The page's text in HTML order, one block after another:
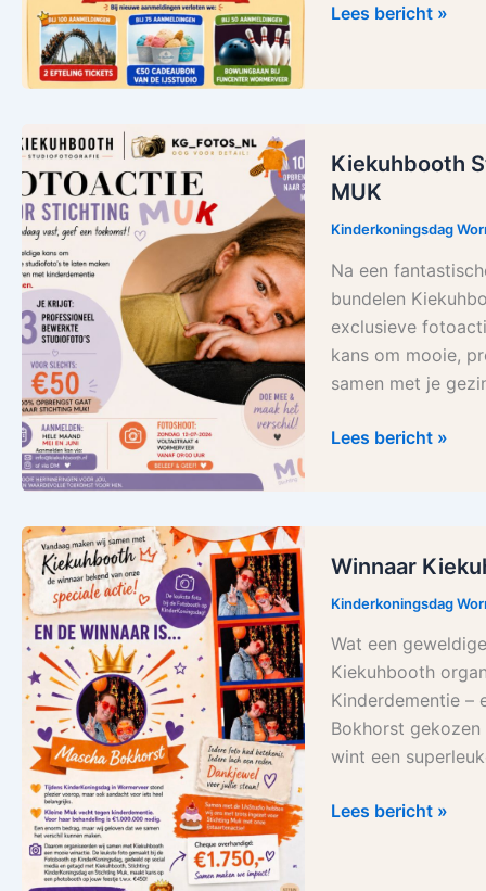
Lees bericht »
Kiekuhbooth
MUK
Kinderkoningsdag
Na een
bundelen
exclusieve
kans om mooie,
samen met je
Studiofotografie
en
KG_FOTOS_NL
actie
t.b.v.
Stichting
MUK
Lees bericht »
Winnaar
Kinderkoningsdag
Wat een
Kiekuhbooth
Kinderdementie –
Bokhorst
wint een
Kiekuhbooth
Photobooth
bekend!
Lees bericht »